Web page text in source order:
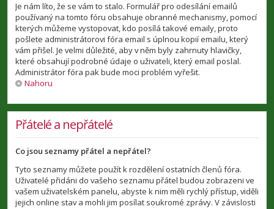
Je nám líto, že se vám to stalo. Formulář pro odesílání emailů
používaný na tomto fóru obsahuje obranné mechanismy, pomocí
kterých můžeme vystopovat, kdo posílá takové emaily, proto
pošlete administrátorovi fóra email s úplnou kopií emailu, který
vám přišel. Je velmi důležité, aby v něm byly zahrnuty hlavičky,
které obsahují podrobné údaje o uživateli, který email poslal.
Administrátor fóra pak bude moci problém vyřešit.
Nahoru
Přátelé a nepřátelé
Co jsou seznamy přátel a nepřátel?
Tyto seznamy můžete použít k rozdělení ostatních členů fóra.
Uživatelé přidáni do vašeho seznamu přátel budou zobrazeni ve
vašem uživatelském panelu, abyste k nim měli rychlý přístup, viděli
jejich online stav a mohli jim posílat soukromé zprávy. V závislosti